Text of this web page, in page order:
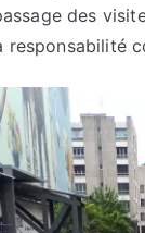
des